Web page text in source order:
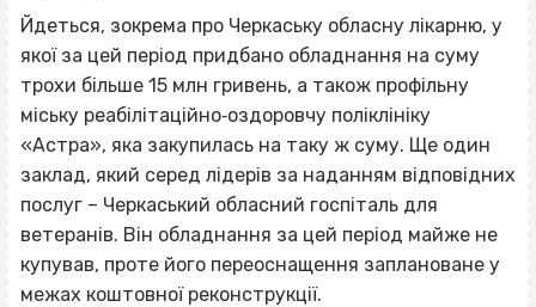
Йдеться, зокрема про Черкаську обласну лікарню, у
якої за цей період придбано обладнання на суму
трохи більше 15 млн гривень, а також профільну
міську реабілітаційно‐оздоровчу поліклініку
«Астра», яка закупилась на таку ж суму. Ще один
заклад, який серед лідерів за наданням відповідних
послуг – Черкаський обласний госпіталь для
ветеранів. Він обладнання за цей період майже не
купував, проте його переоснащення заплановане у
межах коштовної реконструкції.